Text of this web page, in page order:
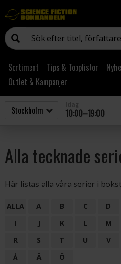
Sortiment Tips & Topplistor
Outlet & Kampanjer
10:00–19:00
Alla tecknade
Här listas alla våra serier i
ALLA A B C D
I
J K L M
R
S T U V
Å
Ä Ö